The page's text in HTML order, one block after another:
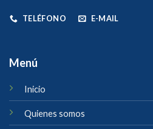
TELÉFONO E-MAIL
Menú
Inicio
Quienes somos